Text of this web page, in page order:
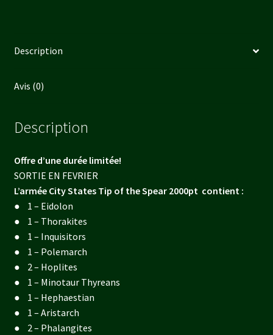
Description
Avis (0)
Description
Offre d’une durée limitée!
SORTIE EN FEVRIER
L’armée City States Tip of the Spear 2000pt contient :
● 1 – Eidolon
● 1 – Thorakites
● 1 – Inquisitors
● 1 – Polemarch
● 2 – Hoplites
● 1 – Minotaur Thyreans
● 1 – Hephaestian
● 1 – Aristarch
● 2 – Phalangites